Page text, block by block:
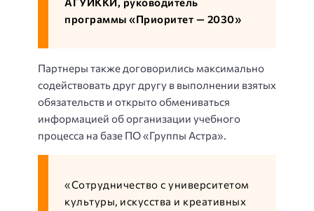
программы «Приоритет — 2030»
Партнеры также договорились максимально
содействовать друг другу в выполнении взятых
обязательств и открыто обмениваться
информацией об организации учебного
процесса на базе ПО «Группы Астра».
«Сотрудничество с университетом
культуры, искусства и креативных